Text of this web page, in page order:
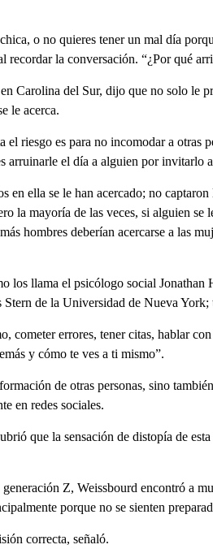
o no quieres tener un mal día
recordar la conversación. “¿Por qué
Carolina del Sur, dijo que no solo le
le acerca.
riesgo es para no incomodar a otras
arruinarle el día a alguien por invitarlo
en ella se le han acercado; no
la mayoría de las veces, si alguien se
hombres deberían acercarse a las
los llama el psicólogo social
de la Universidad de Nueva York;
cometer errores, tener citas, hablar
y cómo te ves a ti mismo”.
de otras personas, sino
en redes sociales.
que la sensación de distopía de
Z, Weissbourd encontró a
porque no se sienten
correcta, señaló.